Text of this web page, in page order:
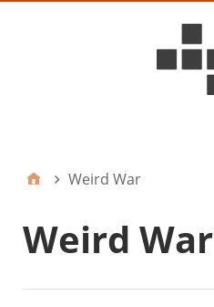
Weird War
Weird War